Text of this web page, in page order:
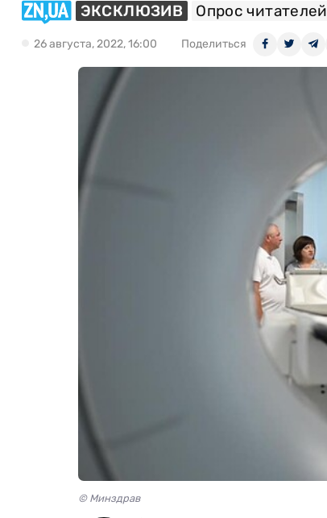
ЭКСКЛЮЗИВ Опрос читателей
26 августа, 2022, 16:00 Поделиться
© Минздрав